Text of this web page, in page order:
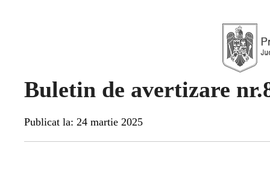
Buletin de avertizare
Publicat la: 24 martie 2025